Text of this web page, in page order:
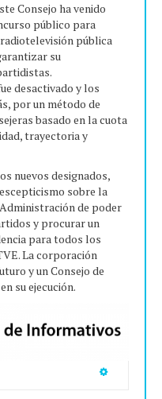
Consejo ha venido
público para
pública
su
desactivado y los
por un método de
basado en la cuota
trayectoria y
nuevos designados,
sobre la
de poder
y procurar un
para todos los
La corporación
y un Consejo de
su ejecución.